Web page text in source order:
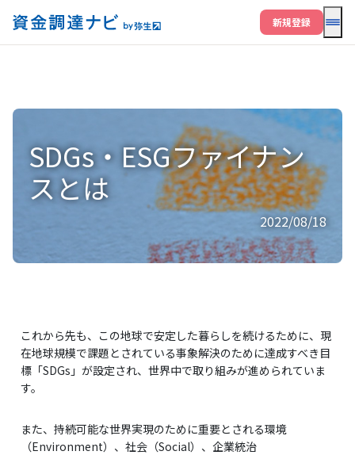
メ
新規登録
SDGs・ESGファイナン
スとは
2022/08/18
これから先も、この地球で安定した暮らしを続けるために、現
在地球規模で課題とされている事象解決のために達成すべき目
標「SDGs」が設定され、世界中で取り組みが進められていま
す。
また、持続可能な世界実現のために重要とされる環境
（Environment）、社会（Social）、企業統治